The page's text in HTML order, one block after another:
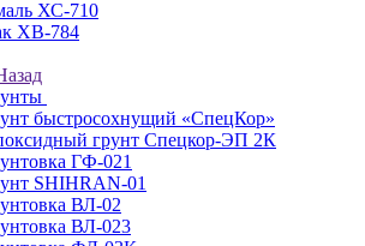
ХС-710
ХВ-784
быстросохнущий «СпецКор»
грунт Спецкор-ЭП 2К
ГФ-021
SHIHRAN-01
ВЛ-02
ВЛ-023